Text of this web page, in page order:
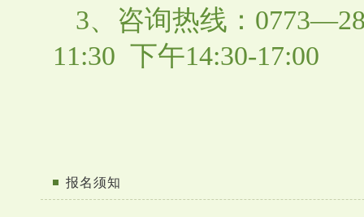
3、咨询热线：
11:30 下午14:30-17:00
报名须知